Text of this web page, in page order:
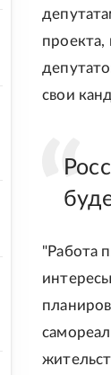
свои
"Работа